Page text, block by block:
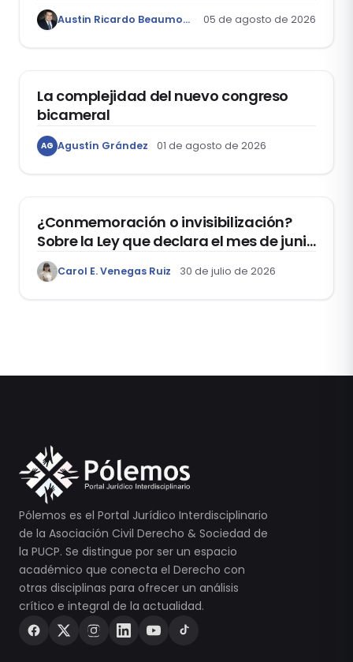
Austin Ricardo Beaumont Rivera 05 de agosto de 2026
La complejidad del nuevo congreso
bicameral
AG Agustín Grández 01 de agosto de 2026
¿Conmemoración o invisibilización?
Sobre la Ley que declara el mes de junio
como el “Mes de la Vida y la Familia”
Carol E. Venegas Ruiz 30 de julio de 2026
Pólemos es el Portal Jurídico Interdisciplinario
de la Asociación Civil Derecho & Sociedad de
la PUCP. Se distingue por ser un espacio
académico que conecta el Derecho con
otras disciplinas para ofrecer un análisis
crítico e integral de la actualidad.